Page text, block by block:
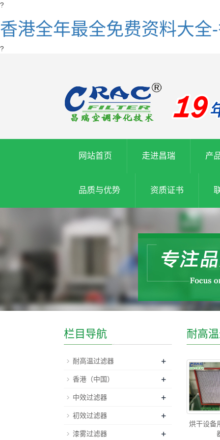
?
香港全年最全免费资料大全
?
网站首页 走进昌瑞 产
品质与优势 资质证书
耐高
烘干设备
栏目导航
耐高温过滤器 +
香港（中国） +
中效过滤器 +
初效过滤器 +
漆雾过滤器 +